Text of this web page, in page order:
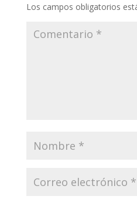
Los campos obligatorios